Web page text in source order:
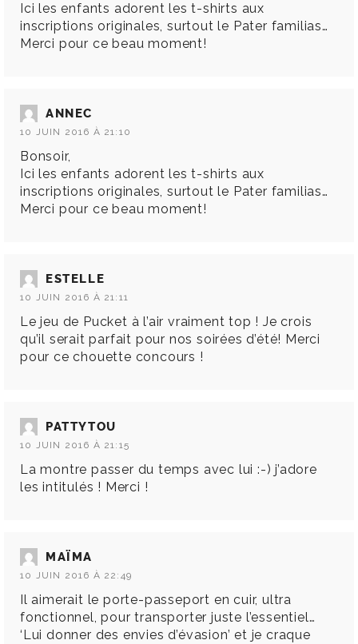
Ici les enfants adorent les t-shirts aux
inscriptions originales, surtout le Pater familias…
Merci pour ce beau moment!
ANNEC
10 JUIN 2016 À 21:10
Bonsoir,
Ici les enfants adorent les t-shirts aux
inscriptions originales, surtout le Pater familias…
Merci pour ce beau moment!
ESTELLE
10 JUIN 2016 À 21:11
Le jeu de Pucket à l’air vraiment top ! Je crois
qu’il serait parfait pour nos soirées d’été! Merci
pour ce chouette concours !
PATTYTOU
10 JUIN 2016 À 21:15
La montre passer du temps avec lui :-) j’adore
les intitulés ! Merci !
MAÏMA
10 JUIN 2016 À 22:49
Il aimerait le porte-passeport en cuir, ultra
fonctionnel, pour transporter juste l’essentiel…
‘Lui donner des envies d’évasion’ et je craque